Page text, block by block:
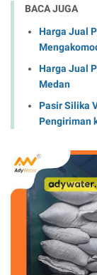
BACA JUGA
Harga Jual
Harga Jual
Medan
Pasir Silika
Pengiriman